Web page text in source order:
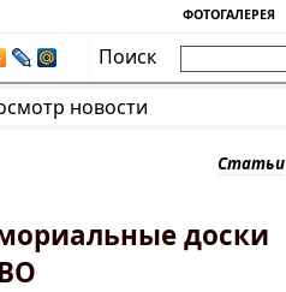
ФОТОГАЛЕРЕЯ
Поиск
новости
Статьи
доски